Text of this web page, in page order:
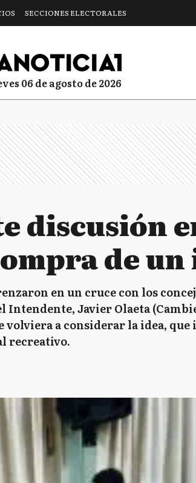
SECCIONES ELECTORALES
06 de agosto de 2026
discusión
de
en un cruce con los
Javier Olaeta
a considerar la idea,
recreativo.